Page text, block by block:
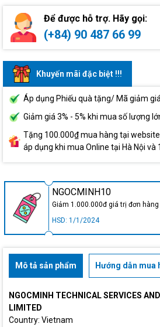
Để được hỗ trợ. Hãy gọi:
(+84) 90 487 66 99
Khuyến mãi đặc biệt !!!
Áp dụng Phiếu quà tặng/ Mã giảm
Giảm giá 3% - 5% khi mua số lượng
Tặng 100.000₫ mua hàng tại
áp dụng khi mua Online tại Hà Nội và
NGOCMINH10
Giảm 1.000.000đ giá trị đơn hàng
HSD: 1/1/2024
Mô tả sản phẩm Hướng dẫn mua
NGOCMINH TECHNICAL SERVICES
LIMITED
Country: Vietnam